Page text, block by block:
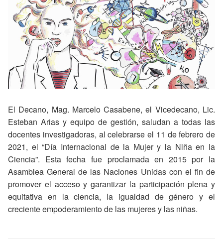
El Decano, Mag. Marcelo Casabene, el Vicedecano, Lic.
Esteban Arias y equipo de gestión, saludan a todas las
docentes investigadoras, al celebrarse el 11 de febrero de
2021, el “Día Internacional de la Mujer y la Niña en la
Ciencia”. Esta fecha fue proclamada en 2015 por la
Asamblea General de las Naciones Unidas con el fin de
promover el acceso y garantizar la participación plena y
equitativa en la ciencia, la igualdad de género y el
creciente empoderamiento de las mujeres y las niñas.